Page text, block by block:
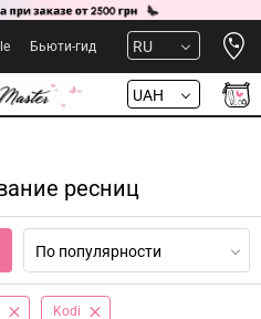
Бьюти-гид RU
UAH
ресниц
По популярности
Kodi